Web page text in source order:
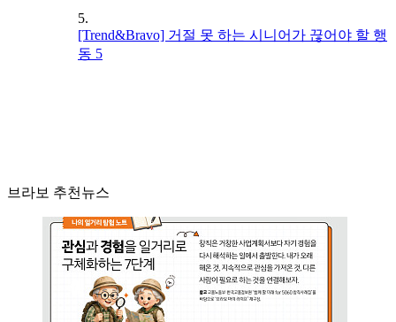
5.
[Trend&Bravo] 거절 못 하는 시니어가 끊어야 할 행
동 5
브라보 추천뉴스